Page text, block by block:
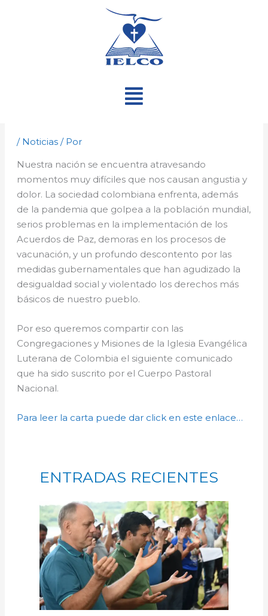
Menú
/ Noticias / Por
Nuestra nación se encuentra atravesando
momentos muy difíciles que nos causan angustia y
dolor. La sociedad colombiana enfrenta, además
de la pandemia que golpea a la población mundial,
serios problemas en la implementación de los
Acuerdos de Paz, demoras en los procesos de
vacunación, y un profundo descontento por las
medidas gubernamentales que han agudizado la
desigualdad social y violentado los derechos más
básicos de nuestro pueblo.
Por eso queremos compartir con las
Congregaciones y Misiones de la Iglesia Evangélica
Luterana de Colombia el siguiente comunicado
que ha sido suscrito por el Cuerpo Pastoral
Nacional.
Para leer la carta puede dar click en este enlace…
ENTRADAS RECIENTES